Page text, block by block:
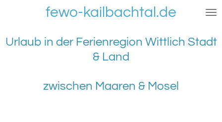
fewo-kailbachtal.de
Urlaub in der Ferienregion Wittlich Stadt
& Land
zwischen Maaren & Mosel